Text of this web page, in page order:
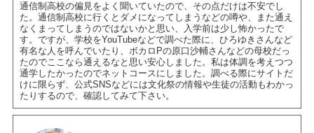
通信制高校の偏見をよく聞いていたので、その点だけは不安でし
た。通信制高校に行くとダメになってしまうなどの噂や、また通え
なくまってしまうのではないかと思い、入学前は少し怖かったで
す。ですが、学校をYouTubeなどで調べた際に、ひろゆきさんなど
有名な人を呼んでいたり、ボカロPの原口沙輔さんなどの母校だっ
たのでここなら通えるなと思い安心しました。私は体調を考えつつ
通学したかったのでネットコースにしました。調べる際にサイトだ
けに限らず、公式SNSなどには文化祭の情報や生徒の活動もわかっ
たりするので、確認してみて下さい。